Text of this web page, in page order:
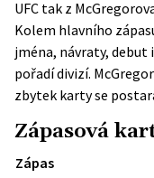
UFC tak z
Kolem hlavního
jména, návraty, debut
pořadí divizí.
zbytek karty se
Zápasová
Zápas